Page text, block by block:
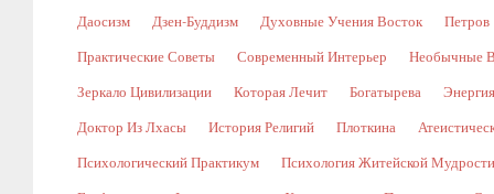
Даосизм Дзен-Буддизм Духовные Учения Восток Петров
Практические Советы Современный Интерьер Необычные
Зеркало Цивилизации Которая Лечит Богатырева
Доктор Из Лхасы История Религий Плоткина
Психологический Практикум Психология Житейской Мудрости